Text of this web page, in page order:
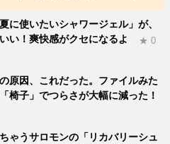
に使いたいシャワージェル」が、
い！爽快感がクセになるよ
★ 0
の原因、これだった。ファイルみた
椅子」でつらさが大幅に減った！
ゃうサロモンの「リカバリーシュ